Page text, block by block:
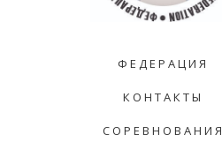
ФЕДЕРАЦИЯ
КОНТАКТЫ
СОРЕВНОВАНИЯ